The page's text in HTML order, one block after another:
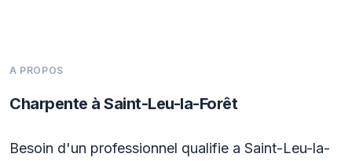
A PROPOS
Charpente à Saint-Leu-la-Forêt
Besoin d'un professionnel qualifie a Saint-Leu-la-